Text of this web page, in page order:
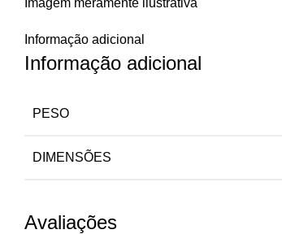
Imagem meramente ilustrativa
Informação adicional
Informação adicional
PESO
DIMENSÕES
Avaliações